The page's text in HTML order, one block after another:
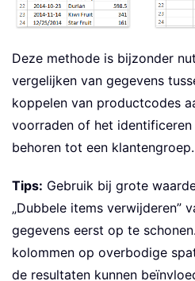
Deze methode is bijzonder
vergelijken van gegevens
koppelen van productcodes
voorraden of het
behoren tot een klantengroep.
Tips: Gebruik bij grote
„Dubbele items verwijderen”
gegevens eerst op te
kolommen op overbodige
de resultaten kunnen